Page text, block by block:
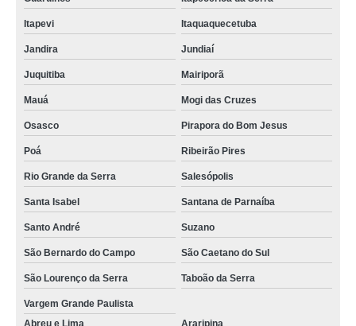
tela agrícola para silagem Guanambi
tela para estufa de plantas Lauro de Freitas
tela agrícola Alphaville
quanto custa tela para estufa de plantas Jaboatão dos Guararapes
tela agrícola branca Arapongas
quanto custa tela agrícola branca Formoso do Araguaia
quanto custa tela agrícola para hortaliças Amapá
comprar tela agrícola para hortaliças Colinas do Tocantins
quanto custa tela agrícola para plantação Cantá
comprar tela agrícola branca Itaporanga d'Ajuda
comprar tela agrícola para alface Florianópolis
Itapevi Itaquaquecetuba
Jandira Jundiaí
Juquitiba Mairiporã
Mauá Mogi das Cruzes
Osasco Pirapora do Bom Jesus
Poá Ribeirão Pires
Rio Grande da Serra Salesópolis
Santa Isabel Santana de Parnaíba
Santo André Suzano
São Bernardo do Campo São Caetano do Sul
São Lourenço da Serra Taboão da Serra
Vargem Grande Paulista
Abreu e Lima
Araripina